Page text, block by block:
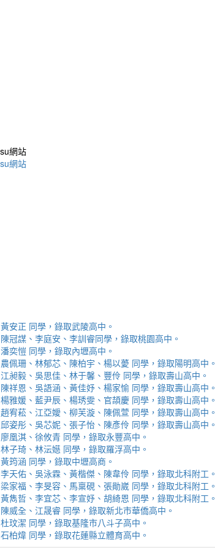
網站
網站
安正 同學，錄取武陵高中。
冠謀、李庭安、李訓睿同學，錄取桃園高中。
奕愷 同學，錄取內壢高中。
佩珊、林郁芯、陳柏宇、楊以薆 同學，錄取陽明高中。
昶毅、吳思佳、林于馨、豐伶 同學，錄取壽山高中。
祥恩、吳語涵、黃佳妤、楊家愉 同學，錄取壽山高中。
雅媛、藍尹辰、楊琇雯、官頡慶 同學，錄取壽山高中。
宥菘、江亞嬡、柳芙漩、陳佩萱 同學，錄取壽山高中。
姿彤、吳芯妮、張子怡、陳彥伶 同學，錄取壽山高中。
凰淇、徐攸青 同學，錄取永豐高中。
子琦、林沄嬨 同學，錄取羅浮高中。
筠涵 同學，錄取中壢高商。
天佑、吳泳霖、黃楷傑、陳韋伶 同學，錄取北科附工。
家福、李旻容、馬稟硯、張勛崴 同學，錄取北科附工。
雋哲、李宜芯、李宣妤、胡綺恩 同學，錄取北科附工。
威全、江晟睿 同學，錄取新北市華僑高中。
玟潔 同學，錄取基隆市八斗子高中。
柏煒 同學，錄取花蓮縣立體育高中。